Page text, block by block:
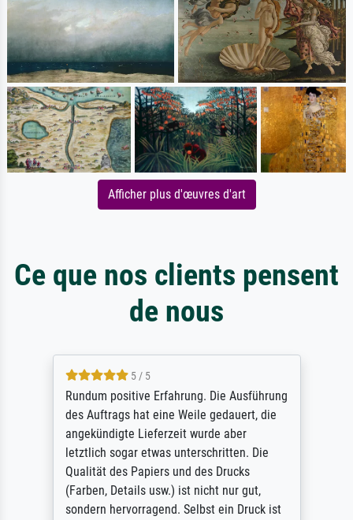
Afficher plus d'œuvres d'art
Ce que nos clients pensent
de nous
5 / 5
Rundum positive Erfahrung. Die Ausführung
des Auftrags hat eine Weile gedauert, die
angekündigte Lieferzeit wurde aber
letztlich sogar etwas unterschritten. Die
Qualität des Papiers und des Drucks
(Farben, Details usw.) ist nicht nur gut,
sondern hervorragend. Selbst ein Druck ist